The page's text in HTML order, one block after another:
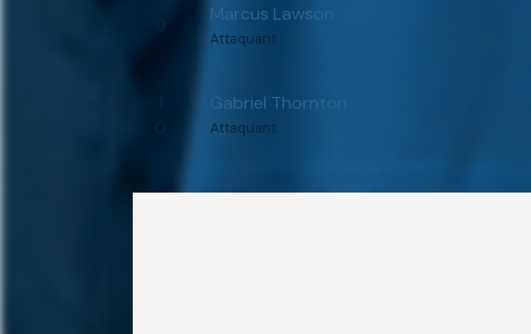
9
Marcus Lawson
Attaquant
Gabriel Thornton
Attaquant